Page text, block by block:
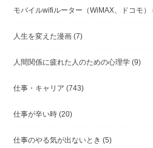
モバイルwifiルーター（WiMAX、ドコモ）
人生を変えた漫画 (7)
人間関係に疲れた人のための心理学 (9)
仕事・キャリア (743)
仕事が辛い時 (20)
仕事のやる気が出ないとき (5)